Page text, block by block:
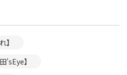
】
】